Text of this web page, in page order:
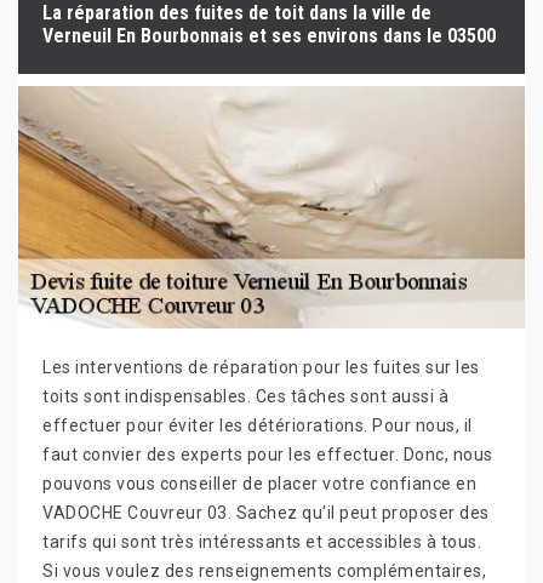
La réparation des fuites de toit dans la ville de
Verneuil En Bourbonnais et ses environs dans le 03500
Les interventions de réparation pour les fuites sur les
toits sont indispensables. Ces tâches sont aussi à
effectuer pour éviter les détériorations. Pour nous, il
faut convier des experts pour les effectuer. Donc, nous
pouvons vous conseiller de placer votre confiance en
VADOCHE Couvreur 03. Sachez qu'il peut proposer des
tarifs qui sont très intéressants et accessibles à tous.
Si vous voulez des renseignements complémentaires,